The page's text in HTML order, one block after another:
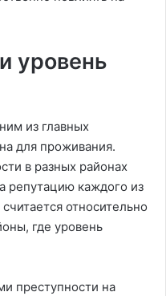
уровень
из главных
для проживания.
в разных районах
репутацию каждого из
относительно
где уровень
преступности на